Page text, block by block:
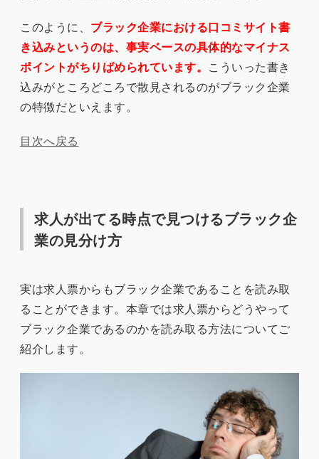
このように、 ブラック企業における口コミサイト書
き込みというのは、事実ベースの具体的なマイナス
ポイントがちりばめられています。
こういった書き
込みがところどころで散見されるのがブラック企業
の特徴だといえます。
目次へ戻る
求人が出てる時点で見つけるブラック企
業の見分け方
実は求人票からもブラック企業であることを読み取
ることができます。本章では求人票からどうやって
ブラック企業であるのかを読み取る方法についてご
紹介します。